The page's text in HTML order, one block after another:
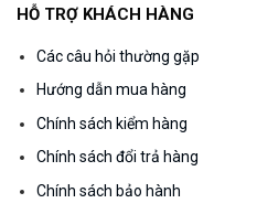
HỖ TRỢ KHÁCH HÀNG
Các câu hỏi thường gặp
Hướng dẫn mua hàng
Chính sách kiểm hàng
Chính sách đổi trả hàng
Chính sách bảo hành